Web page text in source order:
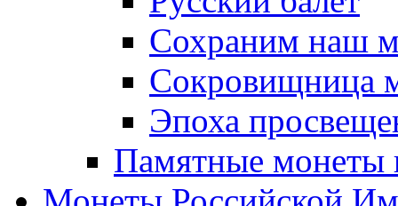
Сохраним наш
Сокровищница
Эпоха
Памятные монеты